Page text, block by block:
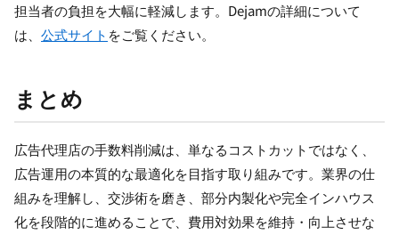
担当者の負担を大幅に軽減します。Dejamの詳細について
は、 公式サイト をご覧ください。
まとめ
広告代理店の手数料削減は、単なるコストカットではなく、
広告運用の本質的な最適化を目指す取り組みです。業界の仕
組みを理解し、交渉術を磨き、部分内製化や完全インハウス
化を段階的に進めることで、費用対効果を維持・向上させな